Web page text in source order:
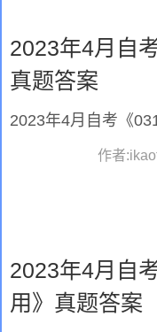
2023年4月自
真题答案
2023年4月自考《
作者
2023年4月自
用》真题答案